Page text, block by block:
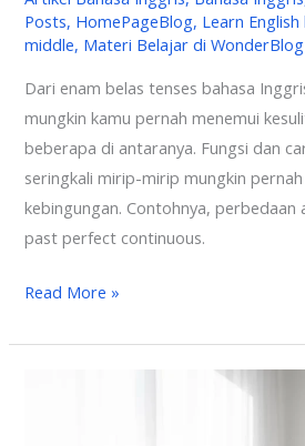
Posts, HomePageBlog, Learn English
middle, Materi Belajar di WonderBlog
Dari enam belas tenses bahasa
mungkin kamu pernah menemui
beberapa di antaranya. Fungsi dan
seringkali mirip-mirip mungkin
kebingungan. Contohnya,
past perfect continuous.
Read More »